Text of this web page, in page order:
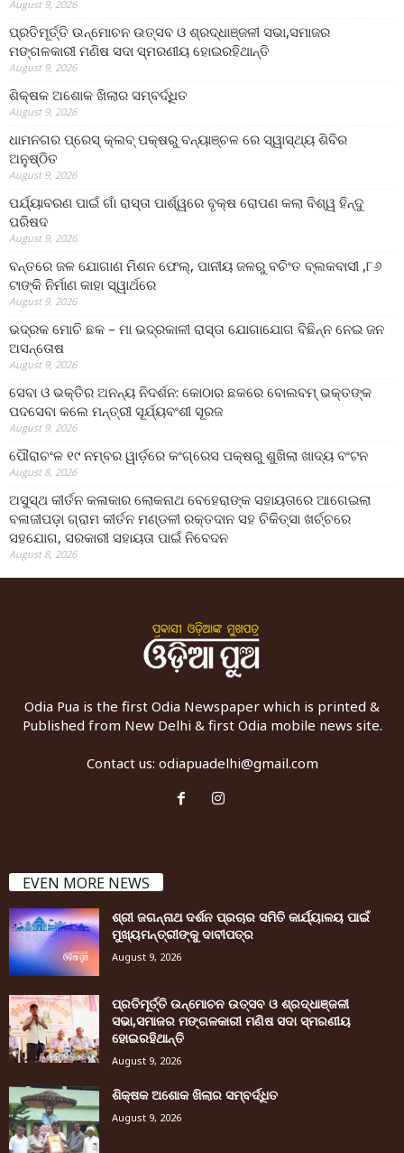
August 9, 2026
ପ୍ରତିମୂର୍ତ୍ତି ଉନ୍ମୋଚନ ଉତ୍ସବ ଓ ଶ୍ରଦ୍ଧାଞ୍ଜଳୀ ସଭା,ସମାଜର
ମଙ୍ଗଳକାରୀ ମଣିଷ ସଦା ସ୍ମରଣୀୟ ହୋଇରହିଥାନ୍ତି
August 9, 2026
ଶିକ୍ଷକ ଅଶୋକ ଖିଲାର ସମ୍ବର୍ଦ୍ଧିତ
August 9, 2026
ଧାମନଗର ପ୍ରେସ୍ କ୍ଲବ୍ ପକ୍ଷରୁ ବନ୍ୟାଞ୍ଚଳ ରେ ସ୍ୱାସ୍ଥ୍ୟ ଶିବିର
ଅନୁଷ୍ଠିତ
August 9, 2026
ପର୍ଯ୍ୟାବରଣ ପାଇଁ ଗାଁ ରାସ୍ତା ପାର୍ଶ୍ୱରେ ବୃକ୍ଷ ରୋପଣ କଲା ବିଶ୍ୱ ହିନ୍ଦୁ
ପରିଷଦ
August 9, 2026
ବନ୍ତରେ ଜଳ ଯୋଗାଣ ମିଶନ ଫେଲ୍‌, ପାନୀୟ ଜଳରୁ ବଚିଂତ ବ୍ଲକବାସୀ ,୮୬
ଟାଙ୍କି ନିର୍ମାଣ କାହା ସ୍ୱାର୍ଥରେ
August 9, 2026
ଭଦ୍ରକ ମୋଚି ଛକ – ମା ଭଦ୍ରକାଳୀ ରାସ୍ତା ଯୋଗାଯୋଗ ବିଛିନ୍ନ ନେଇ ଜନ
ଅସନ୍ତୋଷ
August 9, 2026
ସେବା ଓ ଭକ୍ତିର ଅନନ୍ୟ ନିଦର୍ଶନ: କୋଠାର ଛକରେ ବୋଲବମ୍ ଭକ୍ତଙ୍କ
ପଦସେବା କଲେ ମନ୍ତ୍ରୀ ସୂର୍ଯ୍ୟବଂଶୀ ସୂରଜ
August 9, 2026
ପୌରାଚଂଳ ୧୯ ନମ୍ବର ୱାର୍ଡ଼ରେ କଂଗ୍ରେସ ପକ୍ଷରୁ ଶୁଖିଲା ଖାଦ୍ୟ ବଂଟନ
August 8, 2026
ଅସୁସ୍ଥ କୀର୍ତନ କଳାକାର ଲୋକନାଥ ବେହେରାଙ୍କ ସହାୟତାରେ ଆଗେଇଲା
ବଳାଜୀପଡ଼ା ଗ୍ରାମ କୀର୍ତନ ମଣ୍ଡଳୀ ରକ୍ତଦାନ ସହ ଚିକିତ୍ସା ଖର୍ଚ୍ଚରେ
ସହଯୋଗ, ସରକାରୀ ସହାୟତା ପାଇଁ ନିବେଦନ
August 8, 2026
Odia Pua is the first Odia Newspaper which is printed &
Published from New Delhi & first Odia mobile news site.
Contact us: odiapuadelhi@gmail.com
EVEN MORE NEWS
ଶ୍ରୀ ଜଗନ୍ନାଥ ଦର୍ଶନ ପ୍ରଚାର ସମିତି କାର୍ଯ୍ୟାଳୟ ପାଇଁ
ମୁଖ୍ୟମନ୍ତ୍ରୀଙ୍କୁ ଦାବୀପତ୍ର
August 9, 2026
ପ୍ରତିମୂର୍ତ୍ତି ଉନ୍ମୋଚନ ଉତ୍ସବ ଓ ଶ୍ରଦ୍ଧାଞ୍ଜଳୀ
ସଭା,ସମାଜର ମଙ୍ଗଳକାରୀ ମଣିଷ ସଦା ସ୍ମରଣୀୟ
ହୋଇରହିଥାନ୍ତି
August 9, 2026
ଶିକ୍ଷକ ଅଶୋକ ଖିଲାର ସମ୍ବର୍ଦ୍ଧିତ
August 9, 2026